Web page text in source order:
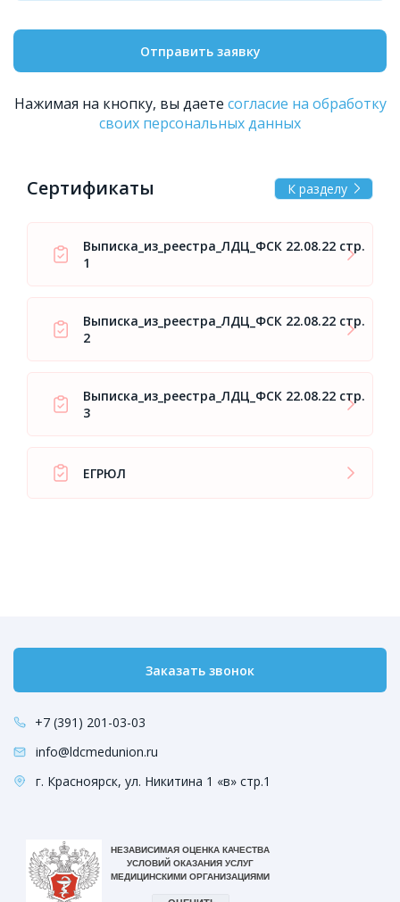
Отправить заявку
Нажимая на кнопку, вы даете согласие на обработку
своих персональных данных
Сертификаты К разделу
Выписка_из_реестра_ЛДЦ_ФСК 22.08.22 стр.
1
Выписка_из_реестра_ЛДЦ_ФСК 22.08.22 стр.
2
Выписка_из_реестра_ЛДЦ_ФСК 22.08.22 стр.
3
ЕГРЮЛ
Заказать звонок
+7 (391) 201-03-03
info@ldcmedunion.ru
г. Красноярск, ул. Никитина 1 «в» стр.1